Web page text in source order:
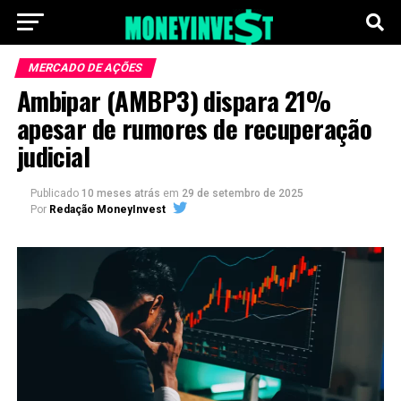
MERCADO DE AÇÕES
Ambipar (AMBP3) dispara 21%
apesar de rumores de recuperação
judicial
Publicado 10 meses atrás em 29 de setembro de 2025
Por Redação MoneyInvest